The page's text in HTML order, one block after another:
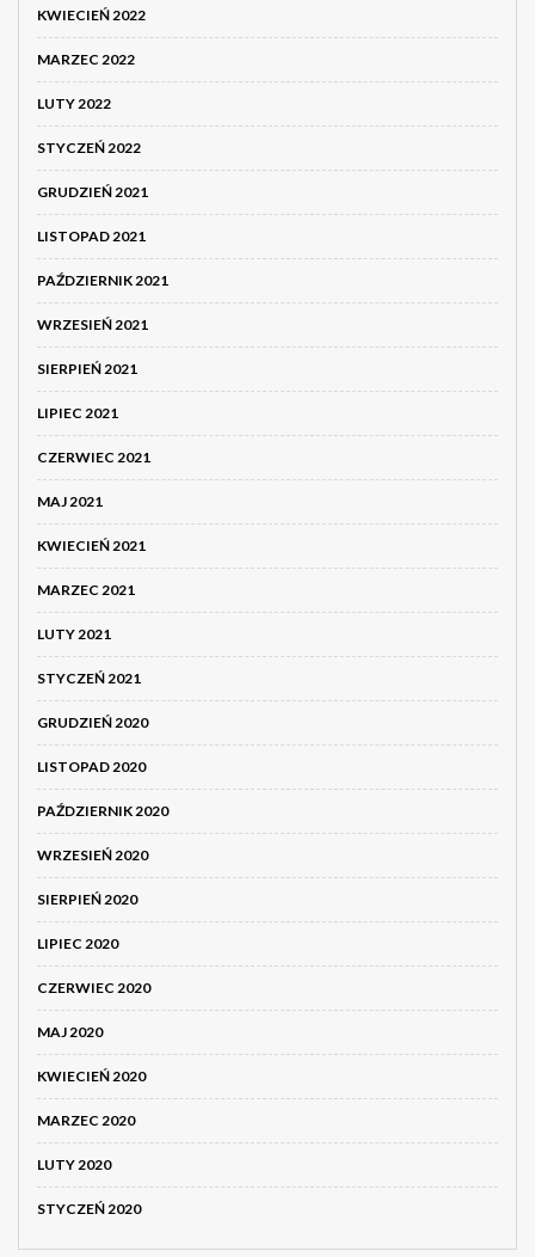
KWIECIEŃ 2022
MARZEC 2022
LUTY 2022
STYCZEŃ 2022
GRUDZIEŃ 2021
LISTOPAD 2021
PAŹDZIERNIK 2021
WRZESIEŃ 2021
SIERPIEŃ 2021
LIPIEC 2021
CZERWIEC 2021
MAJ 2021
KWIECIEŃ 2021
MARZEC 2021
LUTY 2021
STYCZEŃ 2021
GRUDZIEŃ 2020
LISTOPAD 2020
PAŹDZIERNIK 2020
WRZESIEŃ 2020
SIERPIEŃ 2020
LIPIEC 2020
CZERWIEC 2020
MAJ 2020
KWIECIEŃ 2020
MARZEC 2020
LUTY 2020
STYCZEŃ 2020